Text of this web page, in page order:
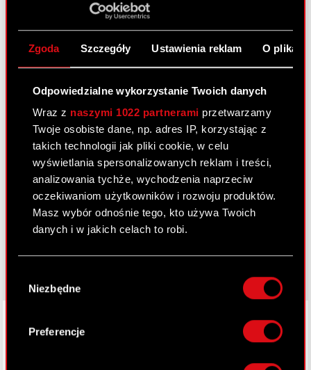
Zgoda Szczegóły Ustawienia reklam O
Odpowiedzialne wykorzystanie Twoich danych
Wraz z naszymi 1022 partnerami przetwarzamy
Twoje osobiste dane, np. adres IP, korzystając z
takich technologii jak pliki cookie, w celu
wyświetlania spersonalizowanych reklam i treści,
analizowania tychże, wychodzenia naprzeciw
oczekiwaniom użytkowników i rozwoju produktów.
Masz wybór odnośnie tego, kto używa Twoich
danych i w jakich celach to robi.
lokalizacji geograficznej z dokładnością nawet
Identyfikować Twoje urządzenie, aktywnie
analizując charakteryzującego je zbiory
zgody
Niezbędne
Preferencje
Zobacz również:
Aktualności
Centrum wyników
Logotypy
Kontakt dla mediów
Dowiedz się więcej:
thewitcher.com
cyberpunk.net